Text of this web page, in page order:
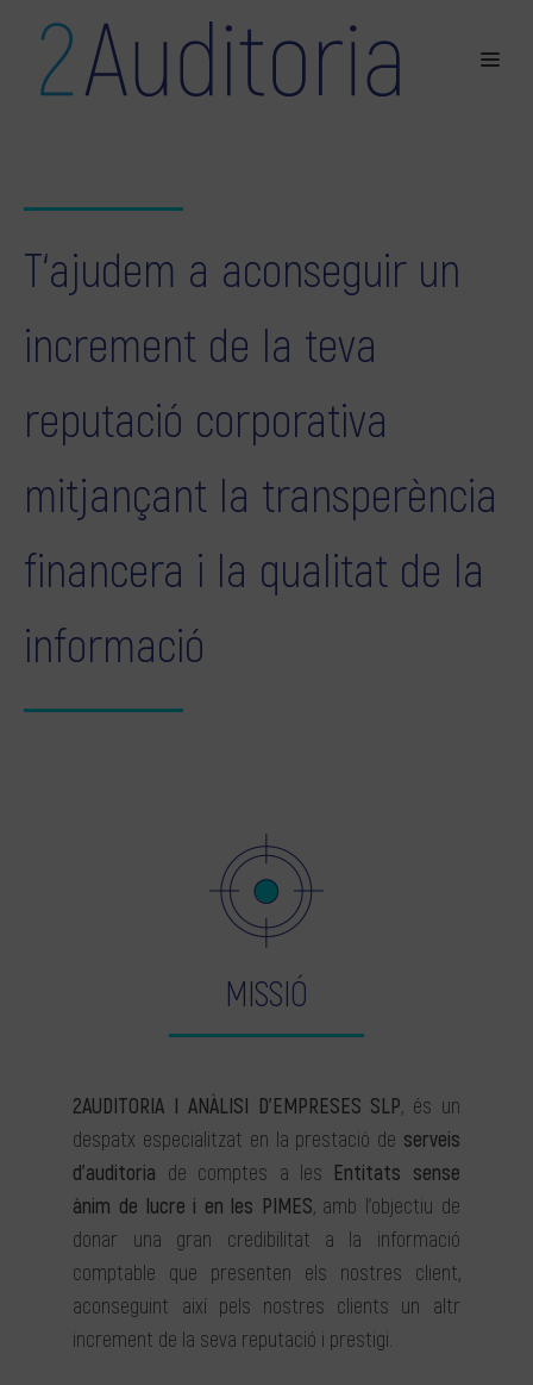
T‘ajudem a aconseguir un
increment de la teva
reputació corporativa
mitjançant la transperència
financera i la qualitat de la
informació
MISSIÓ
2AUDITORIA I ANÀLISI D’EMPRESES SLP, és un
despatx especialitzat en la prestació de serveis
d’auditoria de comptes a les Entitats sense
ànim de lucre i en les PIMES, amb l’objectiu de
donar una gran credibilitat a la informació
comptable que presenten els nostres client,
aconseguint així pels nostres clients un altr
increment de la seva reputació i prestigi.